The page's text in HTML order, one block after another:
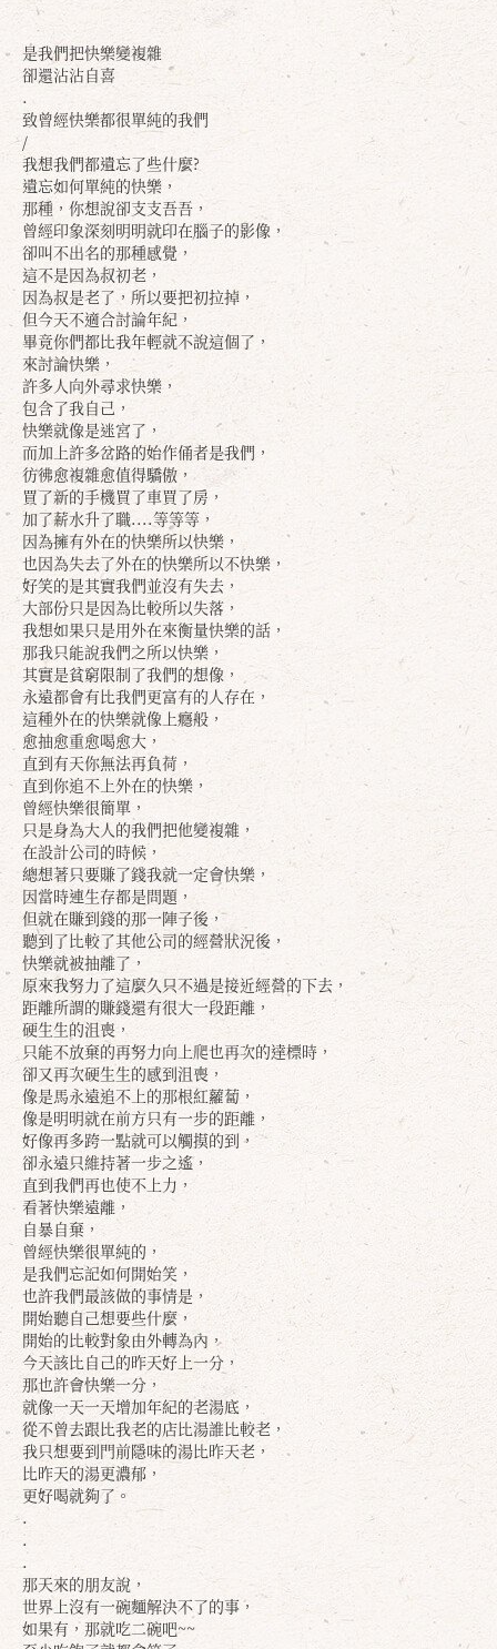
是我們把快樂變複雜
卻還沾沾自喜
.
致曾經快樂都很單純的我們
/
我想我們都遺忘了些什麼?
遺忘如何單純的快樂，
那種，你想說卻支支吾吾，
曾經印象深刻明明就印在腦子的影像，
卻叫不出名的那種感覺，
這不是因為叔初老，
因為叔是老了，所以要把初拉掉，
但今天不適合討論年紀，
畢竟你們都比我年輕就不說這個了，
來討論快樂，
許多人向外尋求快樂，
包含了我自己，
快樂就像是迷宮了，
而加上許多岔路的始作俑者是我們，
彷彿愈複雜愈值得驕傲，
買了新的手機買了車買了房，
加了薪水升了職....等等等，
因為擁有外在的快樂所以快樂，
也因為失去了外在的快樂所以不快樂，
好笑的是其實我們並沒有失去，
大部份只是因為比較所以失落，
我想如果只是用外在來衡量快樂的話，
那我只能說我們之所以快樂，
其實是貧窮限制了我們的想像，
永遠都會有比我們更富有的人存在，
這種外在的快樂就像上癮般，
愈抽愈重愈喝愈大，
直到有天你無法再負荷，
直到你追不上外在的快樂，
曾經快樂很簡單，
只是身為大人的我們把他變複雜，
在設計公司的時候，
總想著只要賺了錢我就一定會快樂，
因當時連生存都是問題，
但就在賺到錢的那一陣子後，
聽到了比較了其他公司的經營狀況後，
快樂就被抽離了，
原來我努力了這麼久只不過是接近經營的下去，
距離所謂的賺錢還有很大一段距離，
硬生生的沮喪，
只能不放棄的再努力向上爬也再次的達標時，
卻又再次硬生生的感到沮喪，
像是馬永遠追不上的那根紅蘿蔔，
像是明明就在前方只有一步的距離，
好像再多跨一點就可以觸摸的到，
卻永遠只維持著一步之遙，
直到我們再也使不上力，
看著快樂遠離，
自暴自棄，
曾經快樂很單純的，
是我們忘記如何開始笑，
也許我們最該做的事情是，
開始聽自己想要些什麼，
開始的比較對象由外轉為內，
今天該比自己的昨天好上一分，
那也許會快樂一分，
就像一天一天增加年紀的老湯底，
從不曾去跟比我老的店比湯誰比較老，
我只想要到門前隱味的湯比昨天老，
比昨天的湯更濃郁，
更好喝就夠了。
.
.
.
那天來的朋友說，
世界上沒有一碗麵解決不了的事，
如果有，那就吃二碗吧~~